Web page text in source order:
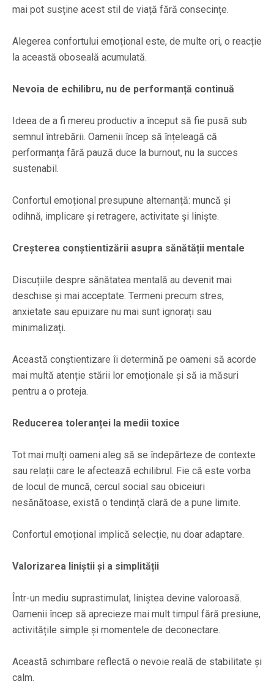
mai pot susține acest stil de viață fără consecințe.
Alegerea confortului emoțional este, de multe ori, o reacție
la această oboseală acumulată.
Nevoia de echilibru, nu de performanță continuă
Ideea de a fi mereu productiv a început să fie pusă sub
semnul întrebării. Oamenii încep să înțeleagă că
performanța fără pauză duce la burnout, nu la succes
sustenabil.
Confortul emoțional presupune alternanță: muncă și
odihnă, implicare și retragere, activitate și liniște.
Creșterea conștientizării asupra sănătății mentale
Discuțiile despre sănătatea mentală au devenit mai
deschise și mai acceptate. Termeni precum stres,
anxietate sau epuizare nu mai sunt ignorați sau
minimalizați.
Această conștientizare îi determină pe oameni să acorde
mai multă atenție stării lor emoționale și să ia măsuri
pentru a o proteja.
Reducerea toleranței la medii toxice
Tot mai mulți oameni aleg să se îndepărteze de contexte
sau relații care le afectează echilibrul. Fie că este vorba
de locul de muncă, cercul social sau obiceiuri
nesănătoase, există o tendință clară de a pune limite.
Confortul emoțional implică selecție, nu doar adaptare.
Valorizarea liniștii și a simplității
Într-un mediu suprastimulat, liniștea devine valoroasă.
Oamenii încep să aprecieze mai mult timpul fără presiune,
activitățile simple și momentele de deconectare.
Această schimbare reflectă o nevoie reală de stabilitate și
calm.